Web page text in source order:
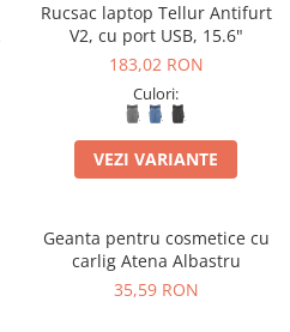
Rucsac laptop Tellur Antifurt
V2, cu port USB, 15.6"
183,02 RON
Culori:
VEZI VARIANTE
Geanta pentru cosmetice cu
carlig Atena Albastru
35,59 RON